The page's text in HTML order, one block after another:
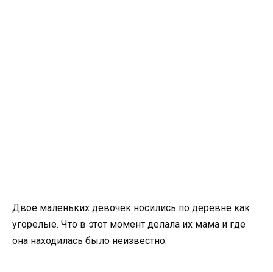
Двое маленьких девочек носились по деревне как
угорелые. Что в этот момент делала их мама и где
она находилась было неизвестно.